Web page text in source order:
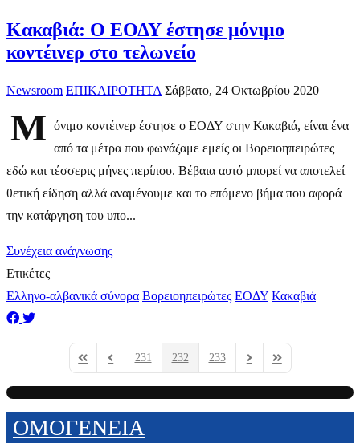
Κακαβιά: O ΕΟΔΥ έστησε μόνιμο
κοντέινερ στο τελωνείο
Newsroom ΕΠΙΚΑΙΡΟΤΗΤΑ Σάββατο, 24 Οκτωβρίου 2020
Μ
όνιμο κοντέινερ έστησε ο ΕΟΔΥ στην Κακαβιά, είναι ένα
από τα μέτρα που φωνάζαμε εμείς οι Βορειοηπειρώτες
εδώ και τέσσερις μήνες περίπου. Βέβαια αυτό μπορεί να αποτελεί
θετική είδηση αλλά αναμένουμε και το επόμενο βήμα που αφορά
την κατάργηση του υπο...
Συνέχεια ανάγνωσης
Ετικέτες
Ελληνο-αλβανικά σύνορα Βορειοηπειρώτες ΕΟΔΥ Κακαβιά
First PagePrevious Page
231 232 233
Next PageLast Page
ΟΜΟΓΕΝΕΙΑ